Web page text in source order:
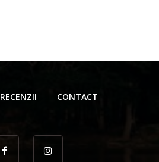
RECENZII CONTACT